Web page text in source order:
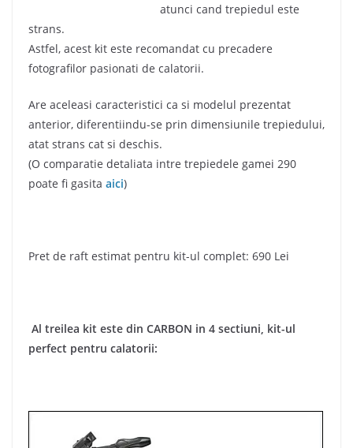
atunci cand trepiedul este
strans.
Astfel, acest kit este recomandat cu precadere
fotografilor pasionati de calatorii.
Are aceleasi caracteristici ca si modelul prezentat
anterior, diferentiindu-se prin dimensiunile trepiedului,
atat strans cat si deschis.
(O comparatie detaliata intre trepiedele gamei 290
poate fi gasita aici)
Pret de raft estimat pentru kit-ul complet: 690 Lei
Al treilea kit este din CARBON in 4 sectiuni, kit-ul
perfect pentru calatorii: